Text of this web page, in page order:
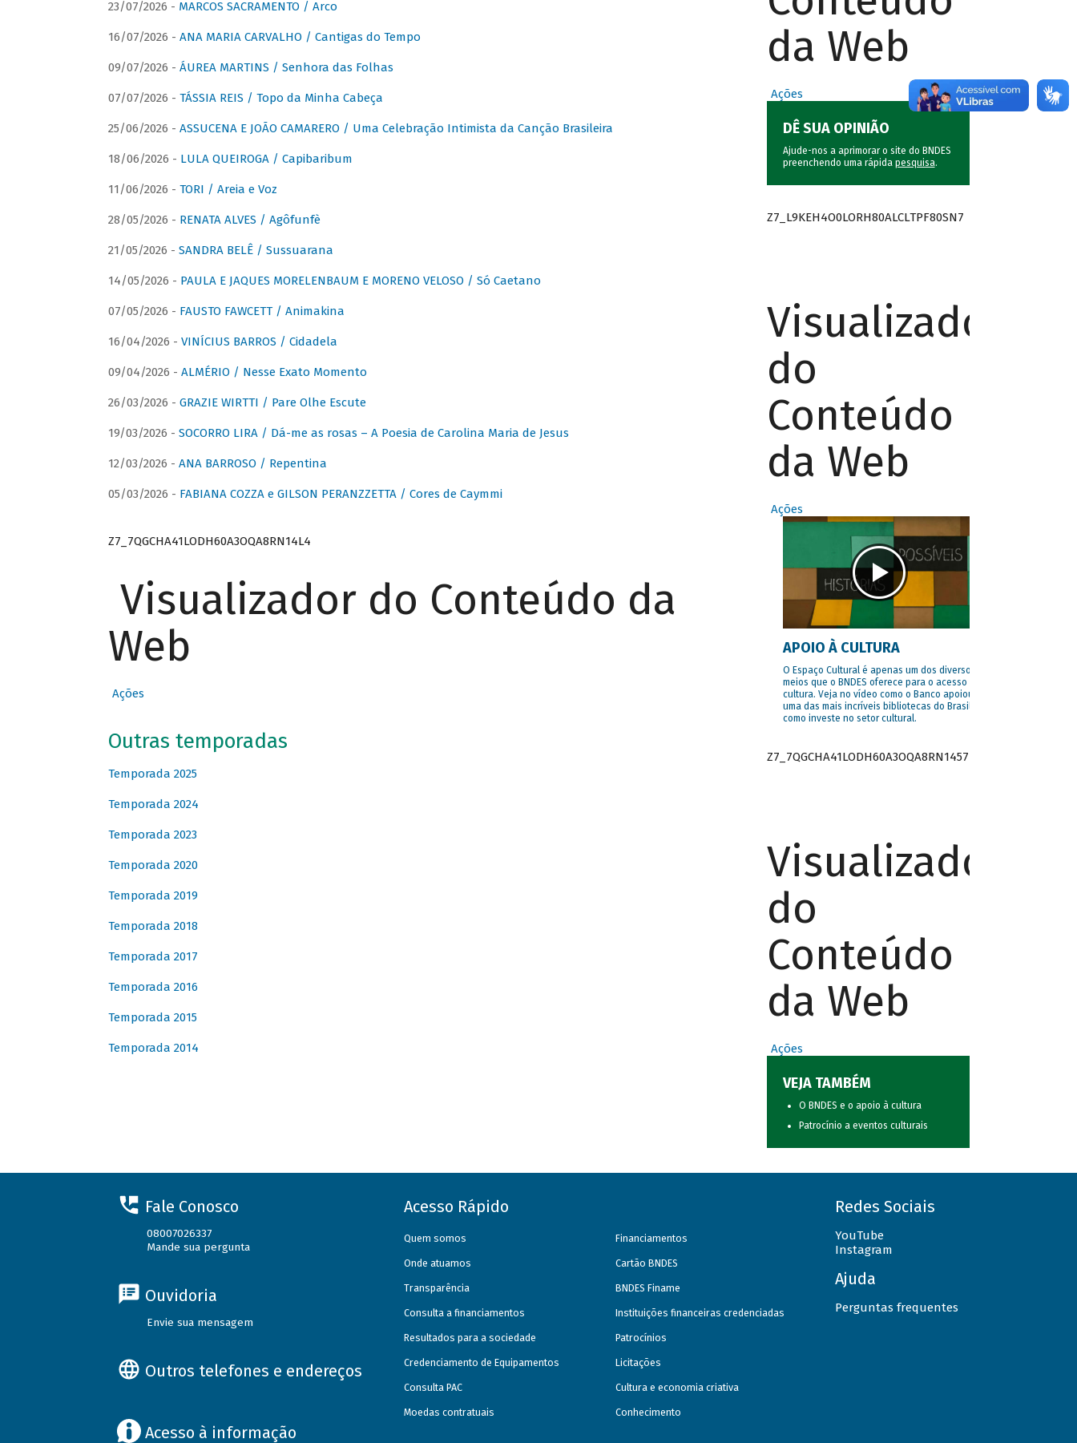
23/07/2026 - MARCOS SACRAMENTO / Arco
16/07/2026 - ANA MARIA CARVALHO / Cantigas do Tempo
09/07/2026 - ÁUREA MARTINS / Senhora das Folhas
07/07/2026 - TÁSSIA REIS / Topo da Minha Cabeça
25/06/2026 - ASSUCENA E JOÃO CAMARERO / Uma Celebração Intimista da Canção Brasileira
18/06/2026 - LULA QUEIROGA / Capibaribum
11/06/2026 - TORI / Areia e Voz
28/05/2026 - RENATA ALVES / Agôfunfè
21/05/2026 - SANDRA BELÊ / Sussuarana
14/05/2026 - PAULA E JAQUES MORELENBAUM E MORENO VELOSO / Só Caetano
07/05/2026 - FAUSTO FAWCETT / Animakina
16/04/2026 - VINÍCIUS BARROS / Cidadela
09/04/2026 - ALMÉRIO / Nesse Exato Momento
26/03/2026 - GRAZIE WIRTTI / Pare Olhe Escute
19/03/2026 - SOCORRO LIRA / Dá-me as rosas – A Poesia de Carolina Maria de Jesus
12/03/2026 - ANA BARROSO / Repentina
05/03/2026 - FABIANA COZZA e GILSON PERANZZETTA / Cores de Caymmi
Z7_7QGCHA41LODH60A3OQA8RN14L4
Visualizador do Conteúdo da
Web
Ações
Outras temporadas
Temporada 2025
Temporada 2024
Temporada 2023
Temporada 2020
Temporada 2019
Temporada 2018
Temporada 2017
Temporada 2016
Temporada 2015
Temporada 2014
da Web
Ações
DÊ SUA OPINIÃO
Ajude-nos a aprimorar o site do BNDES
preenchendo uma rápida pesquisa.
Z7_L9KEH4O0LORH80ALCLTPF80SN7
Visualizador
do
Conteúdo
da Web
Ações
APOIO À CULTURA
O Espaço Cultural é apenas um dos diversos
meios que o BNDES oferece para o acesso à
cultura. Veja no vídeo como o Banco apoiou
uma das mais incríveis bibliotecas do Brasil e
como investe no setor cultural.
Z7_7QGCHA41LODH60A3OQA8RN1457
Visualizador
do
Conteúdo
da Web
Ações
VEJA TAMBÉM
O BNDES e o apoio à cultura
Patrocínio a eventos culturais
Fale Conosco
08007026337
Mande sua pergunta
Ouvidoria
Envie sua mensagem
Outros telefones e endereços
Acesso à informação
Acesso Rápido
Quem somos
Onde atuamos
Transparência
Consulta a financiamentos
Resultados para a sociedade
Credenciamento de Equipamentos
Consulta PAC
Moedas contratuais
Financiamentos
Cartão BNDES
BNDES Finame
Instituições financeiras credenciadas
Patrocínios
Licitações
Cultura e economia criativa
Conhecimento
Redes Sociais
YouTube
Instagram
Ajuda
Perguntas frequentes